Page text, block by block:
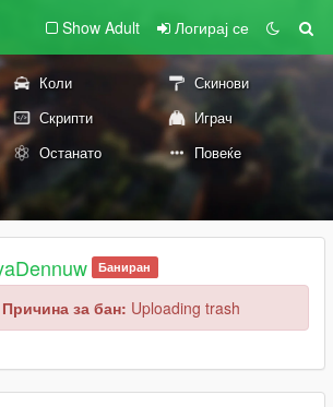
Show Adult Логирај се
Коли
Скинови
Скрипти
Играч
Останато Повеќе
Баниран
Причина за бан: Uploading trash